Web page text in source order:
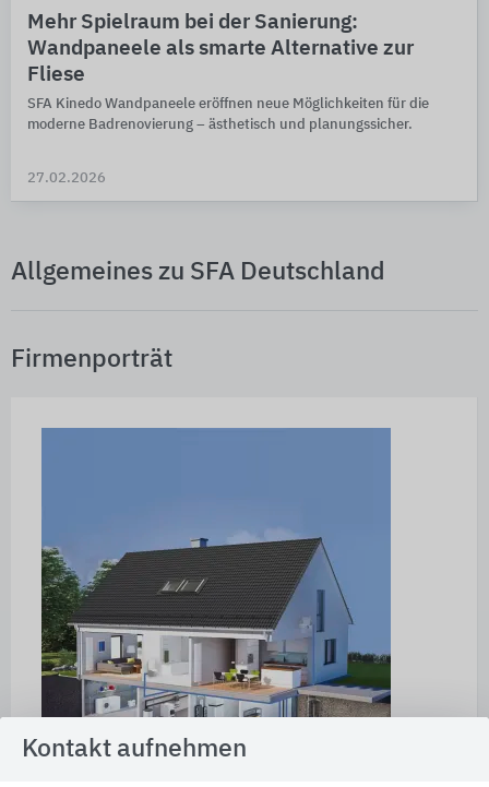
Mehr Spielraum bei der Sanierung:
Wandpaneele als smarte Alternative zur
Fliese
SFA Kinedo Wand­paneele eröffnen neue Mög­lich­keiten für die
moderne Bad­reno­vie­rung – ästhe­tisch und planungs­sicher.
27.02.2026
Allgemeines zu SFA Deutschland
Firmenporträt
Kontakt aufnehmen